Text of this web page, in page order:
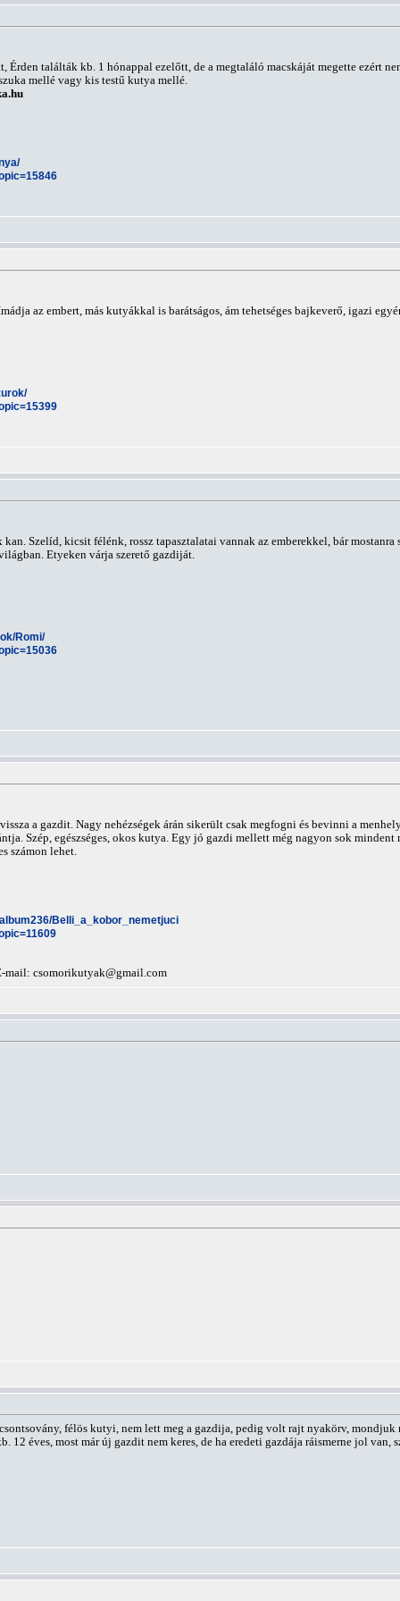
Érden találták kb. 1 hónappal ezelőtt, de a megtaláló macskáját megette ezért
mellé vagy kis testű kutya mellé.
az embert, más kutyákkal is barátságos, ám tehetséges bajkeverő, igazi
kan. Szelíd, kicsit félénk, rossz tapasztalatai vannak az emberekkel, bár
Etyeken várja szerető gazdiját.
Romi/
a gazdit. Nagy nehézségek árán sikerült csak megfogni és bevinni a
Szép, egészséges, okos kutya. Egy jó gazdi mellett még nagyon sok
számon lehet.
Belli_a_kobor_nemetjuci
mail: csomorikutyak@gmail.com
félös kutyi, nem lett meg a gazdija, pedig volt rajt nyakörv,
12 éves, most már új gazdit nem keres, de ha eredeti gazdája ráismerne jol van,